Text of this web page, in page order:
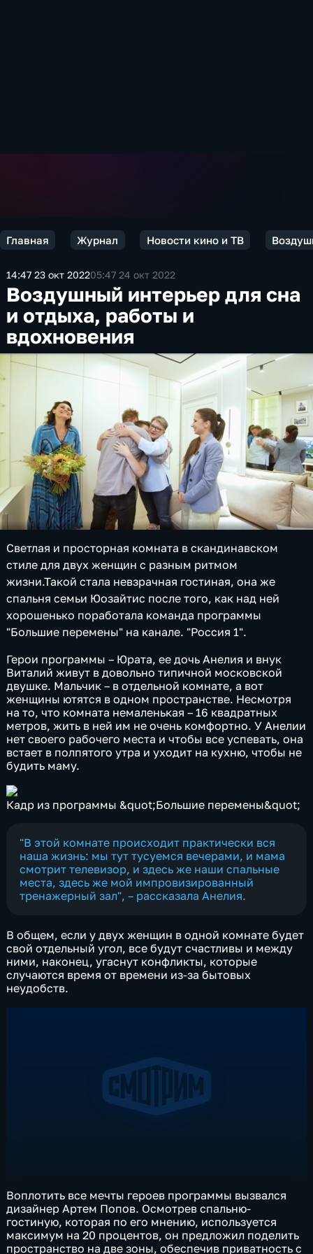
Главная Журнал Новости кино и ТВ
14:47 23 окт 202205:47 24 окт 2022
Воздушный интерьер для сна
и отдыха, работы и
вдохновения
Светлая и просторная комната в скандинавском
стиле для двух женщин с разным ритмом
жизни.Такой стала невзрачная гостиная, она же
спальня семьи Юозайтис после того, как над ней
хорошенько поработала команда программы
"Большие перемены" на канале. "Россия 1".
Герои программы – Юрата, ее дочь Анелия и внук
Виталий живут в довольно типичной московской
двушке. Мальчик – в отдельной комнате, а вот
женщины ютятся в одном пространстве. Несмотря
на то, что комната немаленькая – 16 квадратных
метров, жить в ней им не очень комфортно. У Анелии
нет своего рабочего места и чтобы все успевать, она
встает в полпятого утра и уходит на кухню, чтобы не
будить маму.
Кадр из программы &quot;Большие перемены&quot;
"В этой комнате происходит практически вся
наша жизнь: мы тут тусуемся вечерами, и мама
смотрит телевизор, и здесь же наши спальные
места, здесь же мой импровизированный
тренажерный зал", – рассказала Анелия.
В общем, если у двух женщин в одной комнате будет
свой отдельный угол, все будут счастливы и между
ними, наконец, угаснут конфликты, которые
случаются время от времени из-за бытовых
неудобств.
Воплотить все мечты героев программы вызвался
дизайнер Артем Попов. Осмотрев спальню-
гостиную, которая по его мнению, используется
максимум на 20 процентов, он предложил поделить
пространство на две зоны, обеспечив приватность с